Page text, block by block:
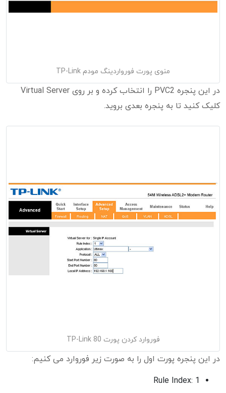
منوی پورت فورواردینگ مودم TP-Link
در این پنجره PVC2 را انتخاب کرده و بر روی Virtual Server
کلیک کنید تا به پنجره بعدی بروید.
فوروارد کردن پورت 80 TP-Link
در این پنجره پورت اول را به صورت زیر فوروارد می کنیم:
Rule Index: 1